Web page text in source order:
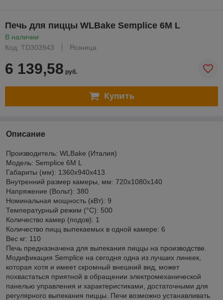
Печь для пиццы WLBake Semplice 6M L
В наличии
Код: TD303943
Розница
6 139,58 руб.
Купить
Описание
Производитель: WLBake (Италия)
Модель: Semplice 6M L
Габариты (мм): 1360х940х413
Внутренний размер камеры, мм: 720x1080x140
Напряжение (Вольт): 380
Номинальная мощность (кВт): 9
Температурный режим (°С): 500
Количество камер (подов): 1
Количество пицц выпекаемых в одной камере: 6
Вес кг: 110
Печь предназначена для выпекания пиццы на производстве.
Модификация Semplice на сегодня одна из лучших линеек,
которая хотя и имеет скромный внешний вид, может
похвастаться приятной в обращении электромеханической
панелью управления и характеристиками, достаточными для
регулярного выпекания пиццы. Печи возможно устанавливать